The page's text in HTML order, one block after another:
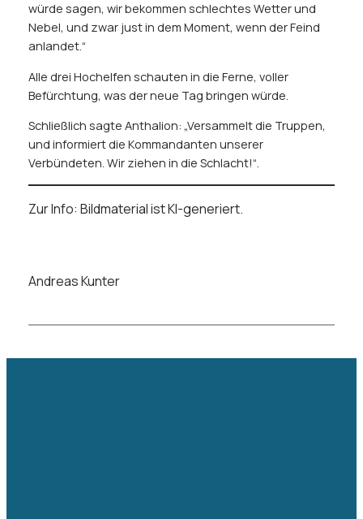
würde sagen, wir bekommen schlechtes Wetter und
Nebel, und zwar just in dem Moment, wenn der Feind
anlandet.“
Alle drei Hochelfen schauten in die Ferne, voller
Befürchtung, was der neue Tag bringen würde.
Schließlich sagte Anthalion: „Versammelt die Truppen,
und informiert die Kommandanten unserer
Verbündeten. Wir ziehen in die Schlacht!“.
Zur Info: Bildmaterial ist KI-generiert.
Andreas Kunter